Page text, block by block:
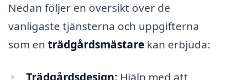
Nedan följer en översikt över de
vanligaste tjänsterna och uppgifterna
som en trädgårdsmästare kan erbjuda:
Trädgårdsdesign: Hjälp med att